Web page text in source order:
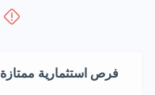
فرص استثمارية ممتازة